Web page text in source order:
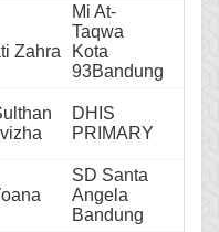
Zahra
Mi At-
Taqwa
Kota
93Bandung
DHIS
PRIMARY
SD Santa
Angela
Bandung